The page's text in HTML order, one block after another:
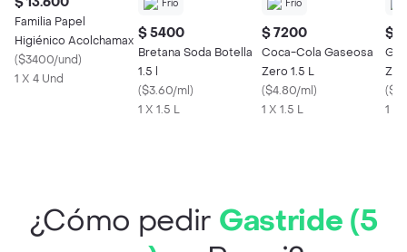
Familia Papel
Higiénico Acolchamax
($3400/und)
1 X 4 Und
Frío
$ 5400
Bretana Soda Botella
1.5 l
($3.60/ml)
1 X 1.5 L
Frío
$ 7200
Coca-Cola Gaseosa
Zero 1.5 L
($4.80/ml)
1 X 1.5 L
$
(
1 X
¿Cómo pedir Gastride (5